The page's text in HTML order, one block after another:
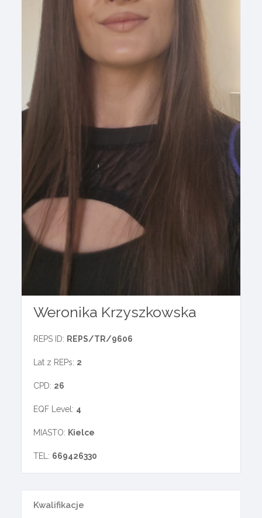
Weronika Krzyszkowska
REPS ID: REPS/TR/9606
Lat z REPs: 2
CPD: 26
EQF Level: 4
MIASTO: Kielce
TEL: 669426330
Kwalifikacje